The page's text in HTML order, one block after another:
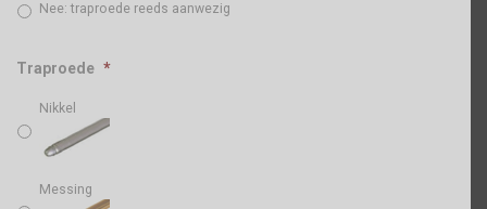
Nee: traproede reeds aanwezig
Traproede *
Nikkel
Messing